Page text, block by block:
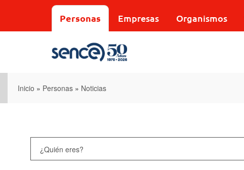
Personas Empresas Organismos
Inicio » Personas » Noticias